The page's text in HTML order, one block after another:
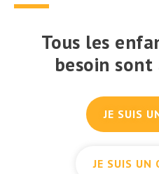
Tous les
besoin sont
JE SUIS
JE SUIS UN